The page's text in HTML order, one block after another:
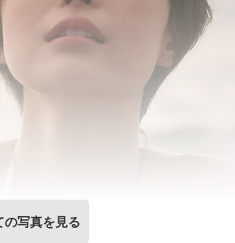
の写真を見る